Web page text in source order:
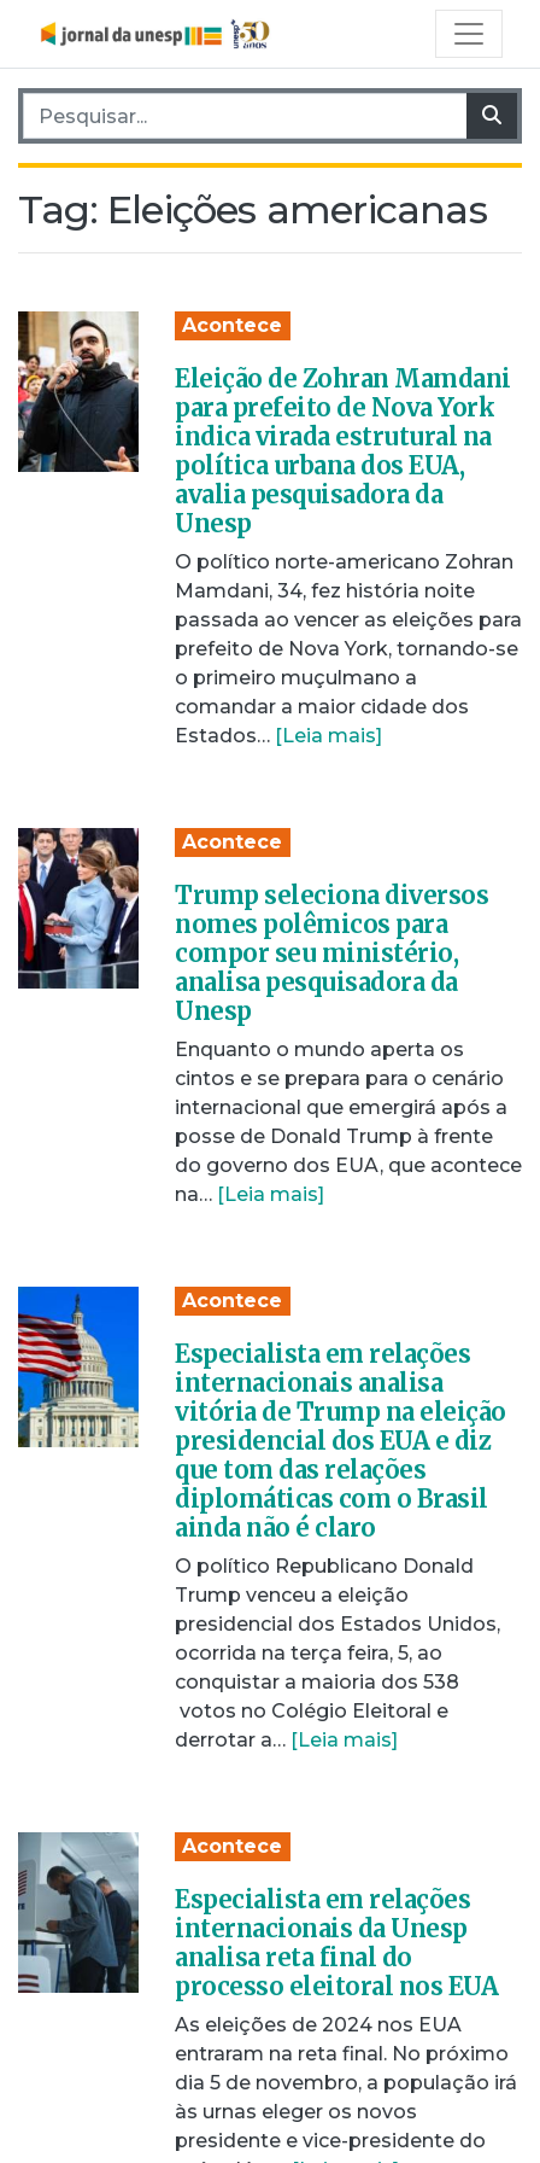
Pesquisar por:
Tag: Eleições americanas
Acontece
Eleição de Zohran Mamdani
para prefeito de Nova York
indica virada estrutural na
política urbana dos EUA,
avalia pesquisadora da
Unesp
O político norte-americano Zohran
Mamdani, 34, fez história noite
passada ao vencer as eleições para
prefeito de Nova York, tornando-se
o primeiro muçulmano a
comandar a maior cidade dos
Estados… [Leia mais]
Acontece
Trump seleciona diversos
nomes polêmicos para
compor seu ministério,
analisa pesquisadora da
Unesp
Enquanto o mundo aperta os
cintos e se prepara para o cenário
internacional que emergirá após a
posse de Donald Trump à frente
do governo dos EUA, que acontece
na… [Leia mais]
Acontece
Especialista em relações
internacionais analisa
vitória de Trump na eleição
presidencial dos EUA e diz
que tom das relações
diplomáticas com o Brasil
ainda não é claro
O político Republicano Donald
Trump venceu a eleição
presidencial dos Estados Unidos,
ocorrida na terça feira, 5, ao
conquistar a maioria dos 538
votos no Colégio Eleitoral e
derrotar a… [Leia mais]
Acontece
Especialista em relações
internacionais da Unesp
analisa reta final do
processo eleitoral nos EUA
As eleições de 2024 nos EUA
entraram na reta final. No próximo
dia 5 de novembro, a população irá
às urnas eleger os novos
presidente e vice-presidente do